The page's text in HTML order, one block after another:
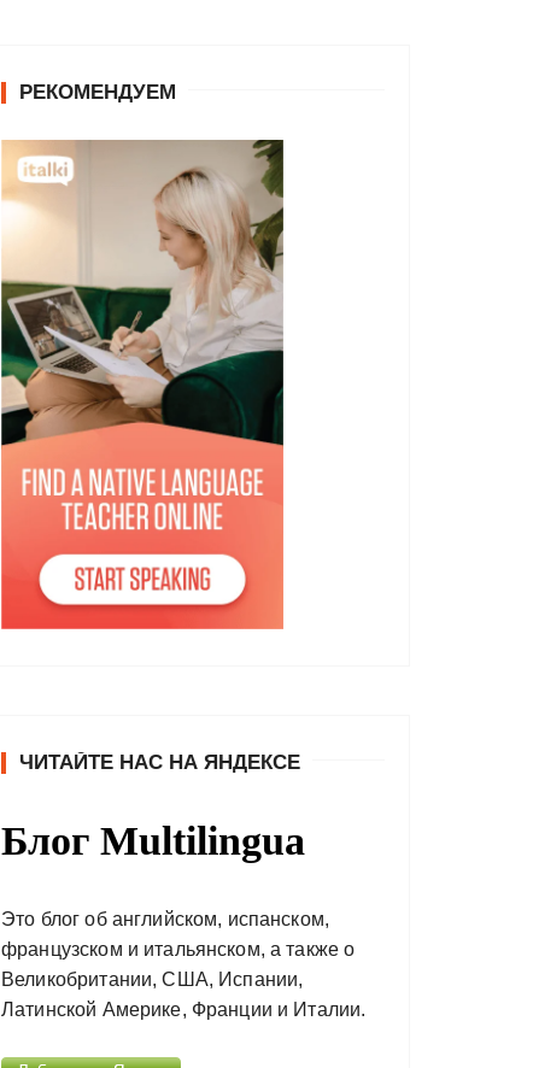
РЕКОМЕНДУЕМ
ЧИТАЙТЕ НАС НА ЯНДЕКСЕ
Блог Multilingua
Это блог об английском, испанском,
французском и итальянском, а также о
Великобритании, США, Испании,
Латинской Америке, Франции и Италии.